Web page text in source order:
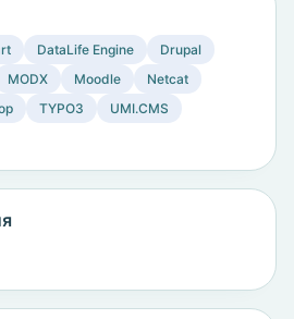
DataLife Engine
Drupal
MODX Moodle
Netcat
TYPO3
UMI.CMS